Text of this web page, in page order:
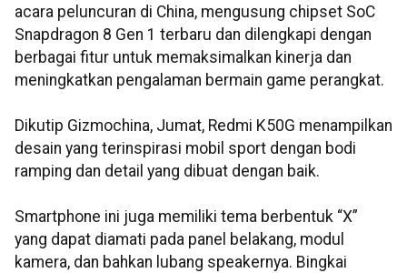
acara peluncuran di China, mengusung chipset SoC
Snapdragon 8 Gen 1 terbaru dan dilengkapi dengan
berbagai fitur untuk memaksimalkan kinerja dan
meningkatkan pengalaman bermain game perangkat.
Dikutip Gizmochina, Jumat, Redmi K50G menampilkan
desain yang terinspirasi mobil sport dengan bodi
ramping dan detail yang dibuat dengan baik.
Smartphone ini juga memiliki tema berbentuk “X”
yang dapat diamati pada panel belakang, modul
kamera, dan bahkan lubang speakernya. Bingkai